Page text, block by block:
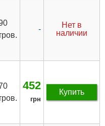
-
Нет в
наличии
452
грн
Купить